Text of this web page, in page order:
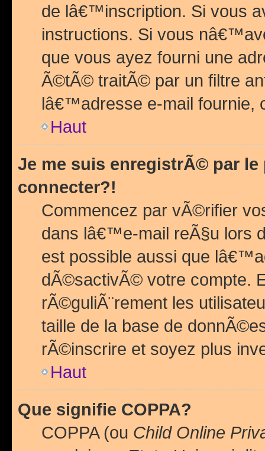
de lâ€™inscription. Si vous
instructions. Si vous
que vous ayez fourni une
Ã©tÃ© traitÃ© par un filtre
lâ€™adresse e-mail fournie,
Haut
Je me suis enregistrÃ© par
connecter?!
Commencez par vÃ©rifier
dans lâ€™e-mail reÃ§u lors
est possible aussi que
dÃ©sactivÃ© votre compte.
rÃ©guliÃ¨rement les
taille de la base de
rÃ©inscrire et soyez plus
Haut
Que signifie COPPA?
COPPA (ou Child Online